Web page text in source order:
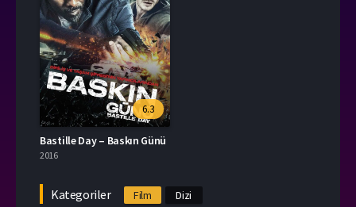
6.3
Bastille Day – Baskın Günü
2016
Kategoriler Film Dizi